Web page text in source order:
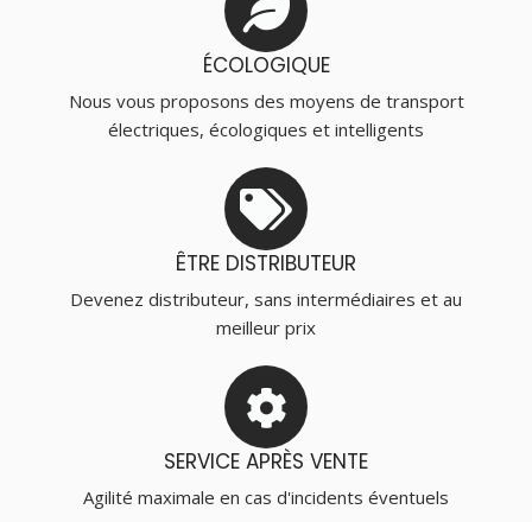
ÉCOLOGIQUE
Nous vous proposons des moyens de transport
électriques, écologiques et intelligents
ÊTRE DISTRIBUTEUR
Devenez distributeur, sans intermédiaires et au
meilleur prix
SERVICE APRÈS VENTE
Agilité maximale en cas d'incidents éventuels